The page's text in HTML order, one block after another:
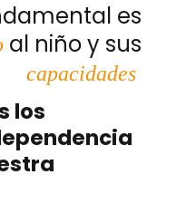
es
al niño y sus
capacidades
los